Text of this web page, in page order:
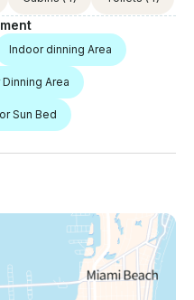
Indoor dinning Area
Area
Sun Bed